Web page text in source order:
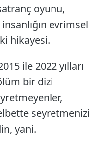
oyunu,
insanlığın evrimsel
hikayesi.
ile 2022 yılları
bir dizi
seyretmenizi
yani.